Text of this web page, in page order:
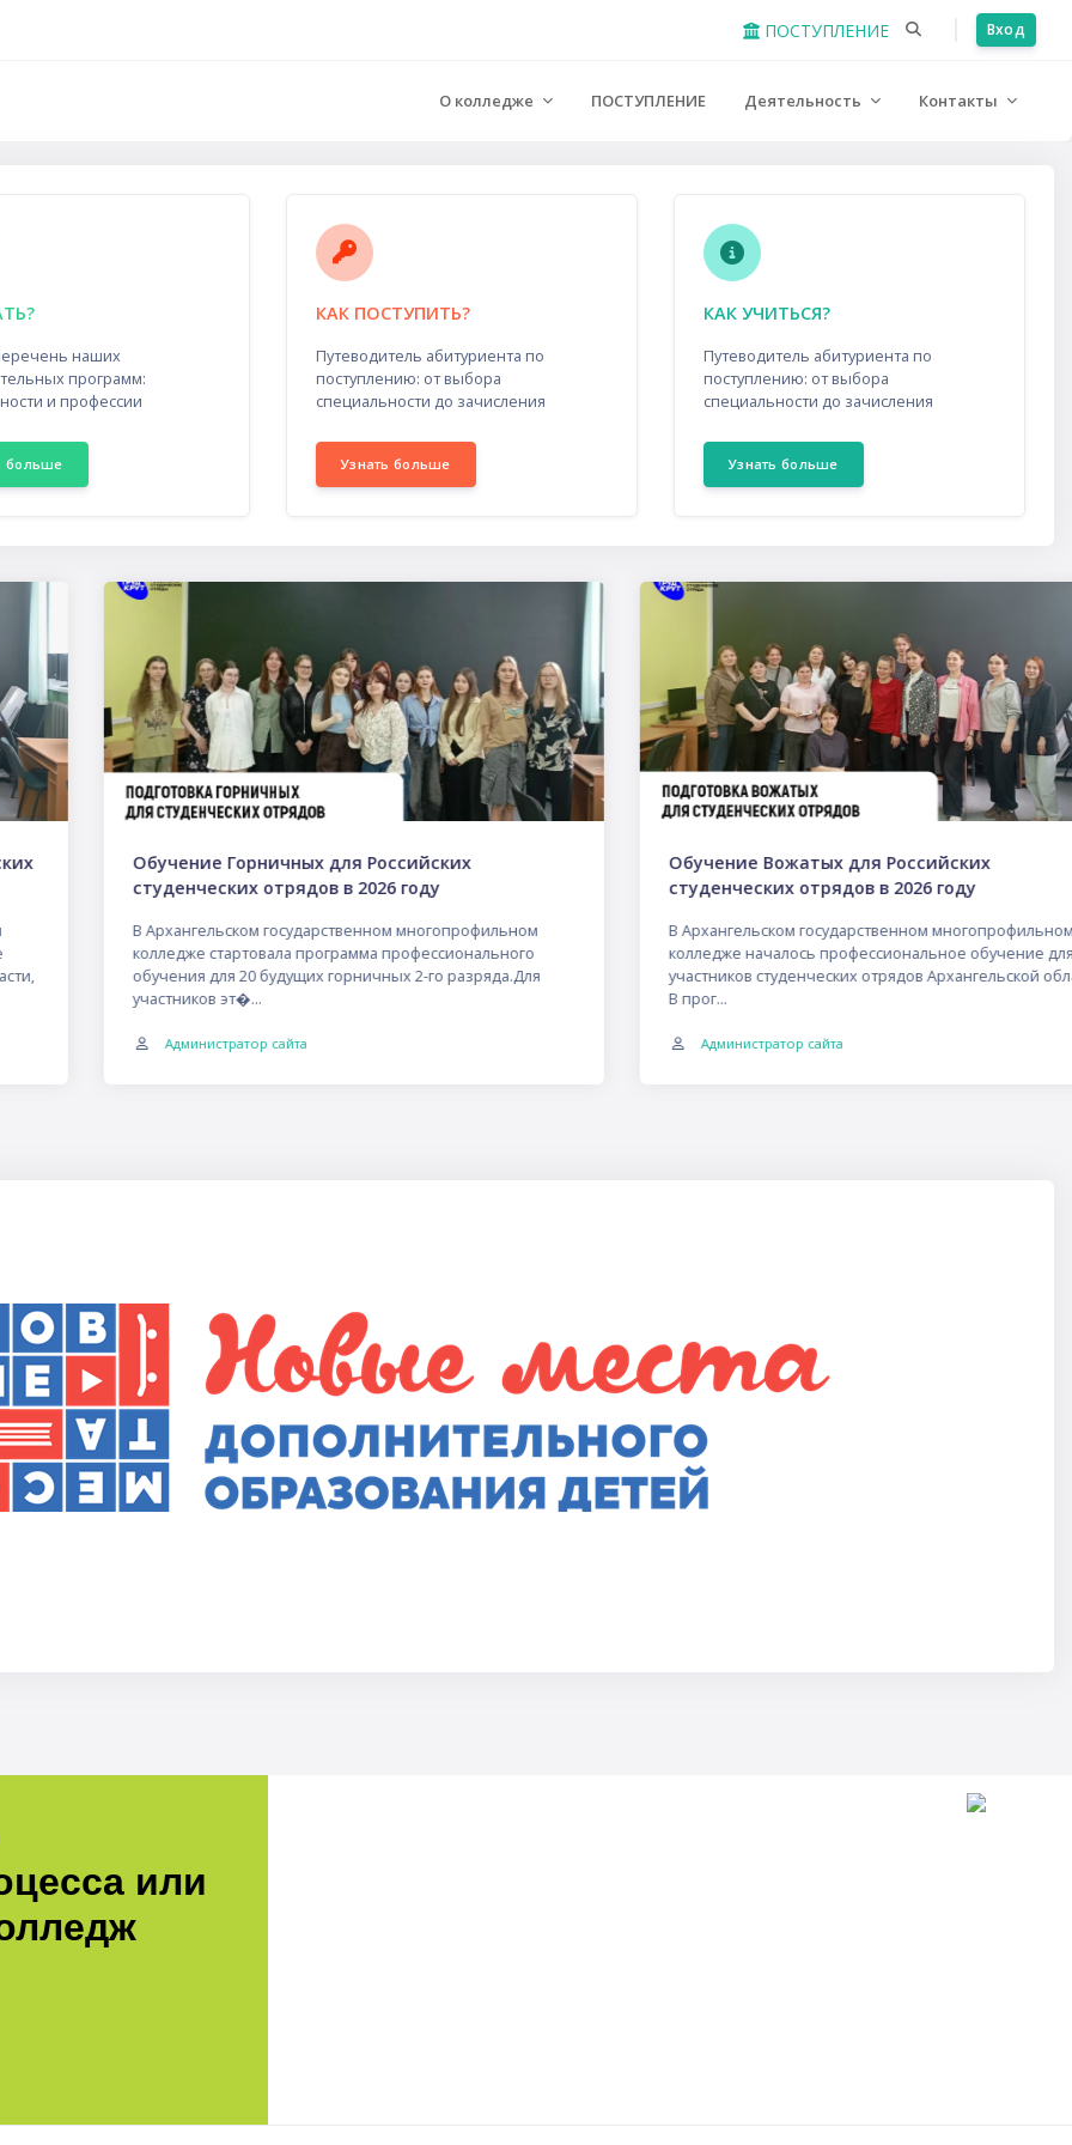
ПОСТУПЛЕНИЕ Вход
О колледже ПОСТУПЛЕНИЕ Деятельность Контакты
наших
программ:
и профессии
больше
КАК ПОСТУПИТЬ?
Путеводитель абитуриента по
поступлению: от выбора
специальности до зачисления
Узнать больше
КАК УЧИТЬСЯ?
Путеводитель абитуриента по
поступлению: от выбора
специальности до зачисления
Узнать больше
Обучение Горничных для Российских
студенческих отрядов в 2026 году
В Архангельском государственном многопрофильном
колледже стартовала программа профессионального
обучения для 20 будущих горничных 2-го разряда.Для
участников эт�...
Администратор сайта
Обучение Вожатых для Российских
студенческих отрядов в 2026 году
В Архангельском государственном многопрофильном
колледже началось профессиональное обучение для
участников студенческих отрядов Архангельской области.
Администратор сайта
или